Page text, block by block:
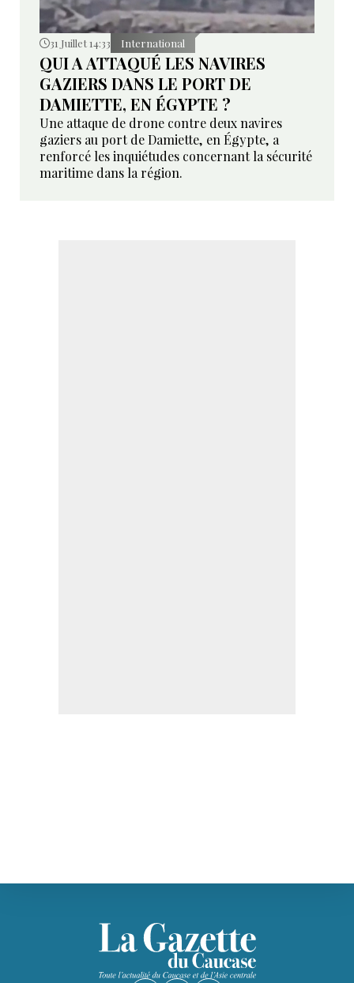
31 Juillet 14:33 International
QUI A ATTAQUÉ LES NAVIRES
GAZIERS DANS LE PORT DE
DAMIETTE, EN ÉGYPTE ?
Une attaque de drone contre deux navires
gaziers au port de Damiette, en Égypte, a
renforcé les inquiétudes concernant la sécurité
maritime dans la région.